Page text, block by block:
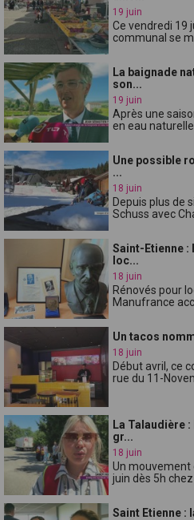
19 juin
Ce vendredi 19
communal se
La baignade
son...
19 juin
Après une
en eau
Une possible
...
18 juin
Depuis plus de
Schuss avec
Saint-Etienne :
loc...
18 juin
Rénovés pour
Manufrance
Un tacos
18 juin
Début avril, ce
rue du 11-
La Talaudière
gr...
18 juin
Un mouvement
juin dès 5h chez
Saint Etienne :